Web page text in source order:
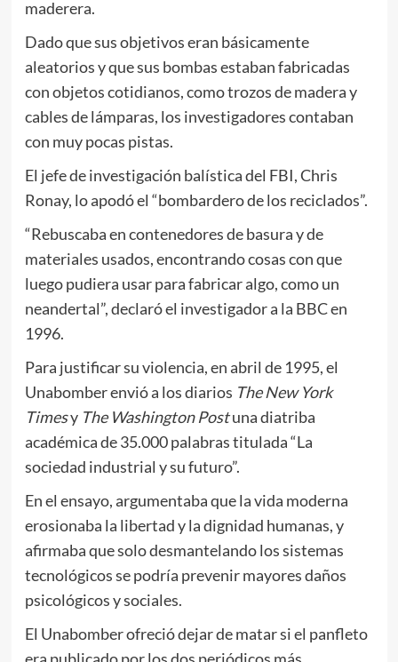
maderera.
Dado que sus objetivos eran básicamente
aleatorios y que sus bombas estaban fabricadas
con objetos cotidianos, como trozos de madera y
cables de lámparas, los investigadores contaban
con muy pocas pistas.
El jefe de investigación balística del FBI, Chris
Ronay, lo apodó el “bombardero de los reciclados”.
“Rebuscaba en contenedores de basura y de
materiales usados, encontrando cosas con que
luego pudiera usar para fabricar algo, como un
neandertal”, declaró el investigador a la BBC en
1996.
Para justificar su violencia, en abril de 1995, el
Unabomber envió a los diarios The New York
Timesy The Washington Postuna diatriba
académica de 35.000 palabras titulada “La
sociedad industrial y su futuro”.
En el ensayo, argumentaba que la vida moderna
erosionaba la libertad y la dignidad humanas, y
afirmaba que solo desmantelando los sistemas
tecnológicos se podría prevenir mayores daños
psicológicos y sociales.
El Unabomber ofreció dejar de matar si el panfleto